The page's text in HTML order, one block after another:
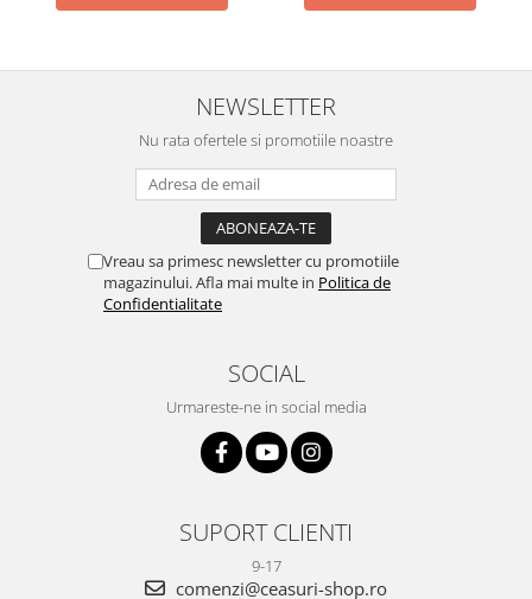
NEWSLETTER
Nu rata ofertele si promotiile noastre
Vreau sa primesc newsletter cu promotiile
magazinului. Afla mai multe in Politica de
Confidentialitate
SOCIAL
Urmareste-ne in social media
SUPORT CLIENTI
9-17
comenzi@ceasuri-shop.ro